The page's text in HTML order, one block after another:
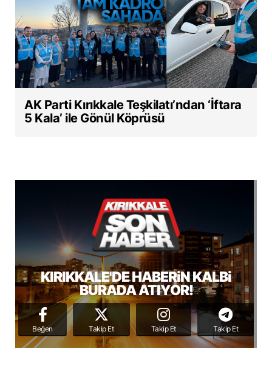
AK Parti Kırıkkale Teşkilatı’ndan ‘İftara
5 Kala’ ile Gönül Köprüsü
KIRIKKALE'DE HABERiN KALBi
BURADA ATIYOR!
Beğen Takip Et Takip Et Takip Et